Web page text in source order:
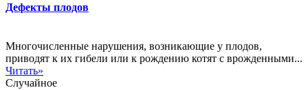
Дефекты плодов
Многочисленные нарушения, возникающие у плодов,
приводят к их гибели или к рождению котят с врожденными...
Читать»
Случайное